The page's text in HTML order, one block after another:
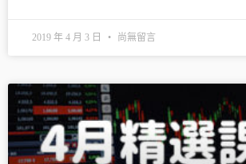
2019 年 4 月 3 日 尚無留言